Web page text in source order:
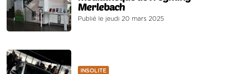
Merlebach
Publié le jeudi 20 mars 2025
INSOLITE